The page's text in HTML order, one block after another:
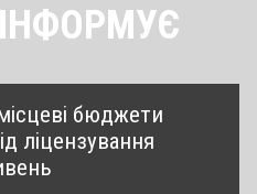
бюджети
ліцензування